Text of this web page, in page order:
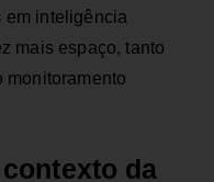
em inteligência
mais espaço, tanto
monitoramento
da